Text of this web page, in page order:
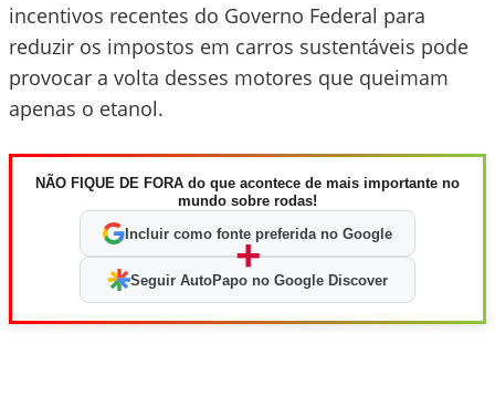
incentivos recentes do Governo Federal para
reduzir os impostos em carros sustentáveis pode
provocar a volta desses motores que queimam
apenas o etanol.
NÃO FIQUE DE FORA do que acontece de mais importante no
mundo sobre rodas!
Incluir como fonte preferida no Google
+
Seguir AutoPapo no Google Discover